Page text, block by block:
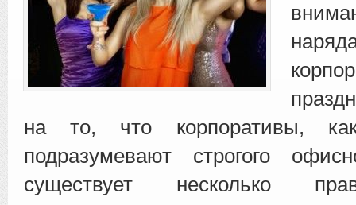
на то, что корпоративы,
подразумевают строгого
существует несколько